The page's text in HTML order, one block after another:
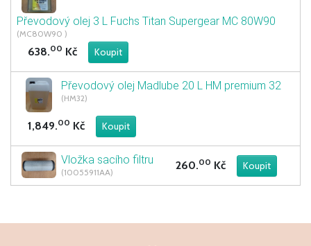
Převodový olej 3 L Fuchs Titan Supergear MC 80W90
(MC80W90 )
638.00 Kč
Převodový olej Madlube 20 L HM premium 32
(HM32)
1,849.00 Kč
Vložka sacího filtru
(10055911AA)
260.00 Kč